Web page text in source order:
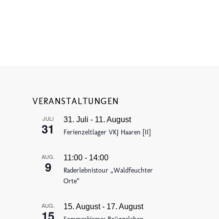
VERANSTALTUNGEN
JULI
31
31. Juli - 11. August
Ferienzeltlager VKJ Haaren [II]
AUG.
9
11:00 - 14:00
Raderlebnistour „Waldfeuchter
Orte“
AUG.
15
15. August- 17. August